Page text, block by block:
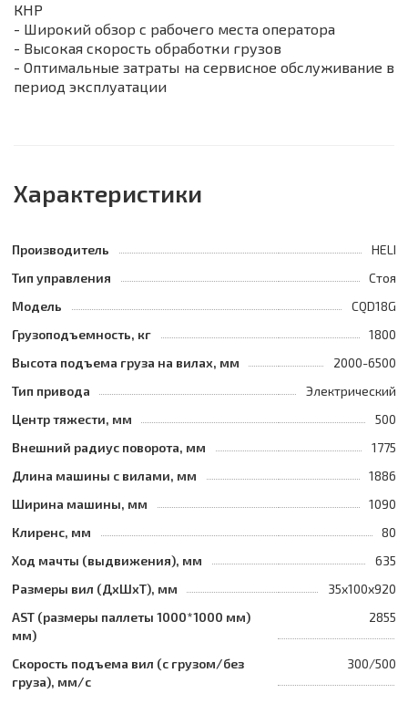
КНР
- Широкий обзор с рабочего места оператора
- Высокая скорость обработки грузов
- Оптимальные затраты на сервисное обслуживание в
период эксплуатации
Характеристики
Производитель
HELI
Тип управления
Стоя
Модель
CQD18G
Грузоподъемность, кг
1800
Высота подъема груза на вилах, мм
2000-6500
Тип привода
Электрический
Центр тяжести, мм
500
Внешний радиус поворота, мм
1775
Длина машины с вилами, мм
1886
Ширина машины, мм
1090
Клиренс, мм
80
Ход мачты (выдвижения), мм
635
Размеры вил (ДхШхТ), мм
35x100x920
AST (размеры паллеты 1000*1000 мм)
мм)
2855
Скорость подъема вил (с грузом/без
груза), мм/с
300/500